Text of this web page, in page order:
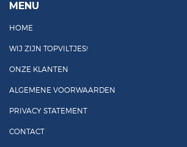
MENU
HOME
WIJ ZIJN TOPVILTJES!
ONZE KLANTEN
ALGEMENE VOORWAARDEN
PRIVACY STATEMENT
CONTACT